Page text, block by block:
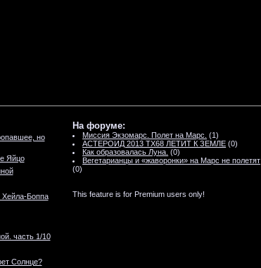
но
Яйцо
Боппа
часть 1/10
Солнце?
На форуме:
Миссия Экзомарс. Полет на Марс. (1)
АСТЕРОИД 2013 TX68 ЛЕТИТ К ЗЕМЛЕ (0)
Как образовалась Луна. (0)
Вегетарианцы и «жаворонки» на Марс не полетят
(0)
This feature is for Premium users only!